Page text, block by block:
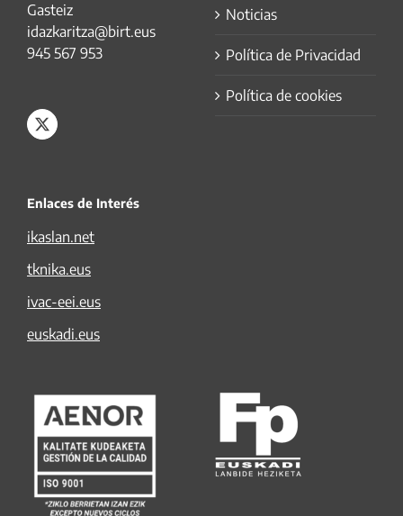
Gasteiz
idazkaritza@birt.eus
945 567 953
Noticias
Política de Privacidad
Política de cookies
Enlaces de Interés
ikaslan.net
tknika.eus
ivac-eei.eus
euskadi.eus